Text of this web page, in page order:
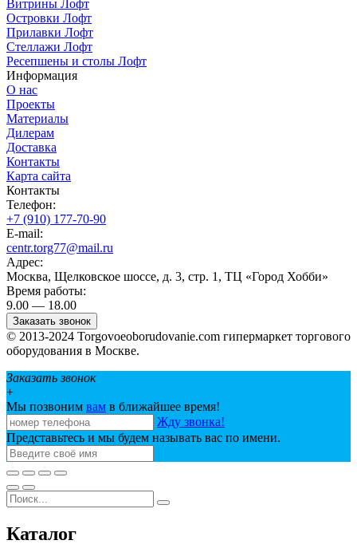
Витрины Лофт
Островки Лофт
Прилавки Лофт
Стеллажи Лофт
Ресепшены и столы Лофт
Информация
О нас
Проекты
Материалы
Дилерам
Доставка
Контакты
Карта сайта
Контакты
Телефон:
+7 (910) 177-70-90
E-mail:
centr.torg77@mail.ru
Адрес:
Москва, Щелковское шоссе, д. 3, стр. 1, ТЦ «Город Хобби»
Время работы:
9.00 — 18.00
Заказать звонок
© 2013-2024 Torgovoeoborudovanie.com гипермаркет торгового
оборудования в Москве.
Заказать звонок
+
Мы позвоним вам в ближайшее время!
Жду звонка!
Представьтесь и мы будем называть вас по имени.
Каталог